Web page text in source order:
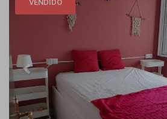
VENDIDO